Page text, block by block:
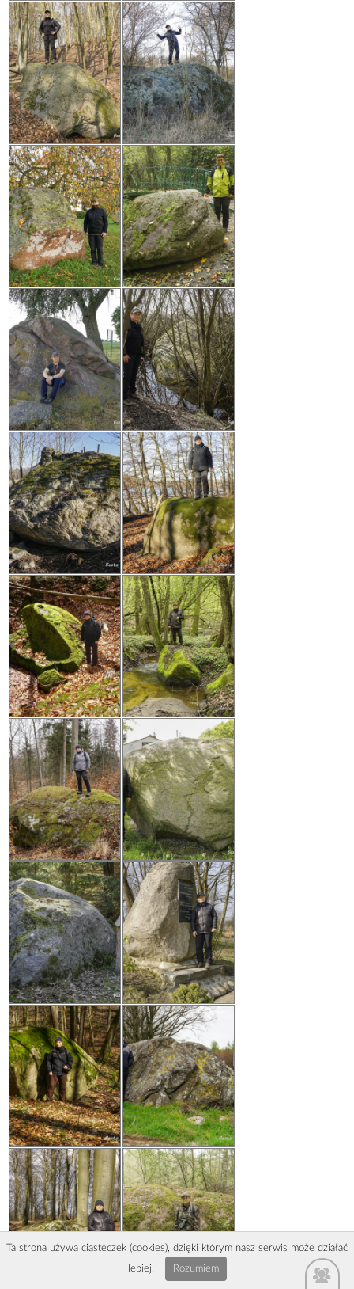
Ta strona używa ciasteczek (cookies), dzięki którym nasz serwis może działać
lepiej.
Rozumiem